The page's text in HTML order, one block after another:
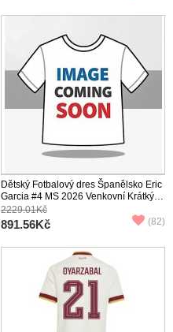
Dětský Fotbalový dres Španělsko Eric
Garcia #4 MS 2026 Venkovní Krátký
Rukáv (+ trenýrky)
2229.01Kč
891.56Kč (82)